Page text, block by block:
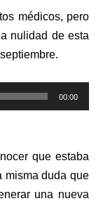
médicos, pero
nulidad de esta
00:00
que estaba
misma duda que
una nueva